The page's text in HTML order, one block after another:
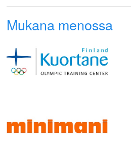
Mukana menossa